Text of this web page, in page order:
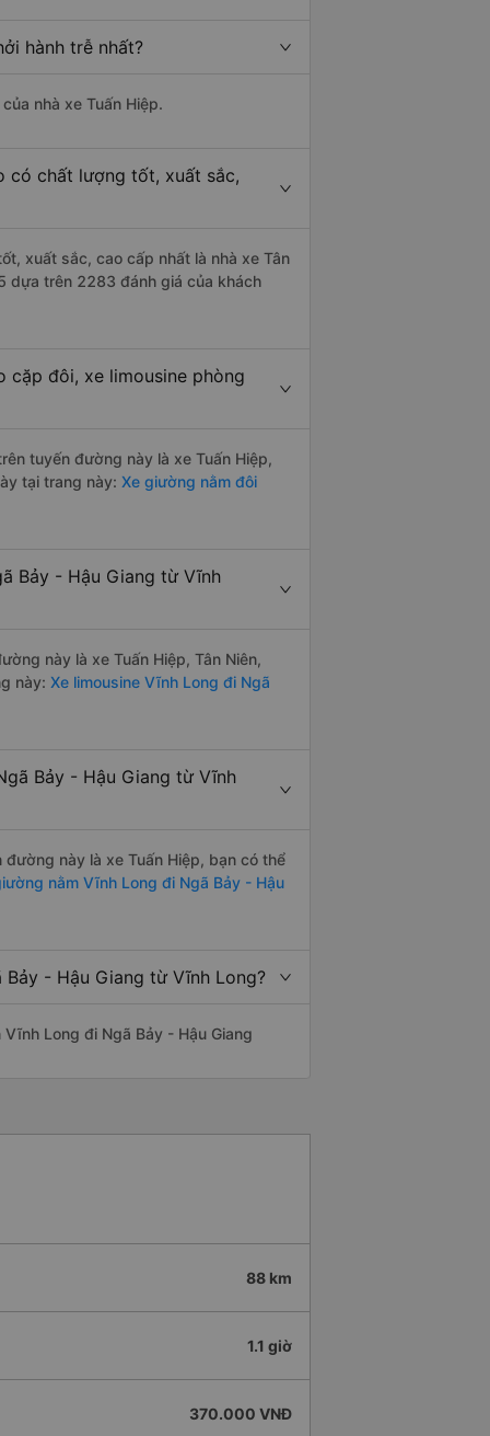
hành trễ nhất?
nhà xe Tuấn Hiệp.
có chất lượng tốt, xuất sắc,
xuất sắc, cao cấp nhất là nhà xe Tân
dựa trên 2283 đánh giá của khách
cặp đôi, xe limousine phòng
tuyến đường này là xe Tuấn Hiệp,
tại trang này: Xe giường nằm đôi
Bảy - Hậu Giang từ Vĩnh
này là xe Tuấn Hiệp, Tân Niên,
này: Xe limousine Vĩnh Long đi Ngã
Bảy - Hậu Giang từ Vĩnh
này là xe Tuấn Hiệp, bạn có thể
nằm Vĩnh Long đi Ngã Bảy - Hậu
- Hậu Giang từ Vĩnh Long?
Long đi Ngã Bảy - Hậu Giang
88 km
1.1 giờ
370.000 VNĐ